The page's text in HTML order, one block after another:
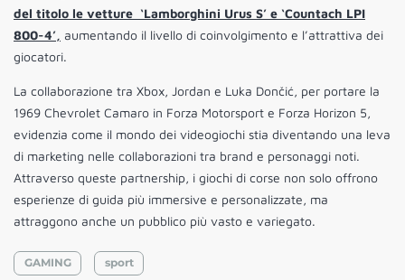
del titolo le vetture ‘Lamborghini Urus S’ e ‘Countach LPI
800-4’, aumentando il livello di coinvolgimento e l’attrattiva dei
giocatori.
La collaborazione tra Xbox, Jordan e Luka Dončić, per portare la
1969 Chevrolet Camaro in Forza Motorsport e Forza Horizon 5,
evidenzia come il mondo dei videogiochi stia diventando una leva
di marketing nelle collaborazioni tra brand e personaggi noti.
Attraverso queste partnership, i giochi di corse non solo offrono
esperienze di guida più immersive e personalizzate, ma
attraggono anche un pubblico più vasto e variegato.
GAMING sport